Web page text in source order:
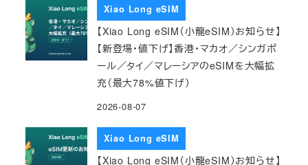
Xiao Long eSIM
【Xiao Long eSIM（小龍eSIM）お知らせ】
【新登場・値下げ】香港・マカオ／シンガポ
ール／タイ／マレーシアのeSIMを大幅拡
充（最大78%値下げ）
2026-08-07
Xiao Long eSIM
【Xiao Long eSIM（小龍eSIM）お知らせ】